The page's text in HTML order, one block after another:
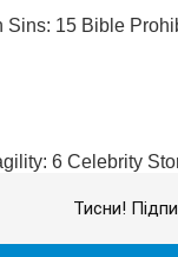
Тисни!